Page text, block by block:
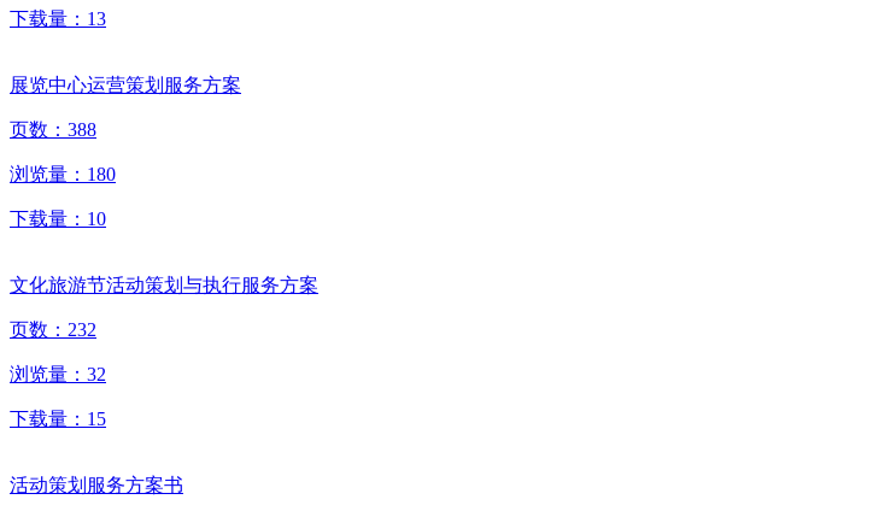
下载量： 13
展览中心运营策划服务方案
页数： 388
浏览量： 180
下载量： 10
文化旅游节活动策划与执行服务方案
页数： 232
浏览量： 32
下载量： 15
活动策划服务方案书